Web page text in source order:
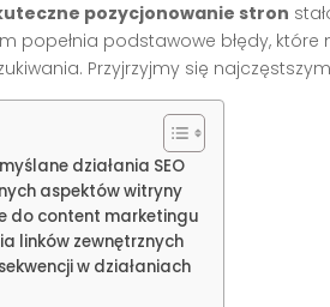
pozycjonowanie stron
popełnia podstawowe błędy,
Przyjrzyjmy się
działania SEO
aspektów witryny
do content marketingu
linków zewnętrznych
w działaniach